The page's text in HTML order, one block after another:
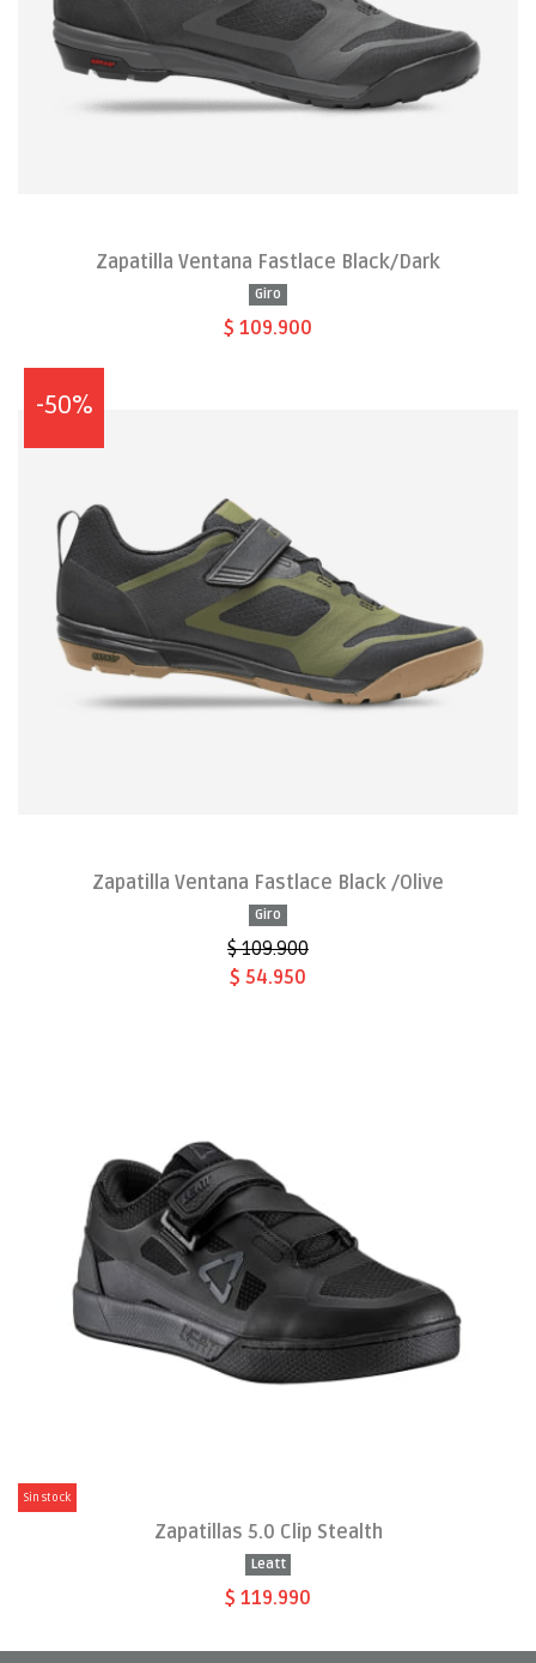
Zapatilla Ventana Fastlace Black/Dark
Giro
$ 109.900
-50%
Zapatilla Ventana Fastlace Black /Olive
Giro
$ 109.900
$ 54.950
Sin stock
Zapatillas 5.0 Clip Stealth
Leatt
$ 119.990